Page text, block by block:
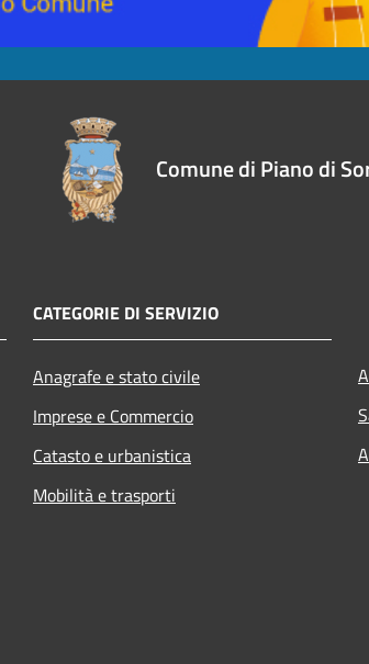
Comune di Piano di
CATEGORIE DI SERVIZIO
Anagrafe e stato civile
Imprese e Commercio
Catasto e urbanistica
Mobilità e trasporti